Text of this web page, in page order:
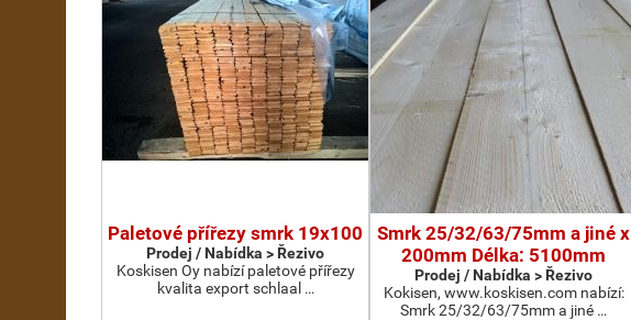
Paletové přířezy smrk 19x100
Prodej / Nabídka > Řezivo
Koskisen Oy nabízí paletové přířezy
kvalita export schlaal …
Smrk 25/32/63/75mm a jiné x
200mm Délka: 5100mm
Prodej / Nabídka > Řezivo
Kokisen, www.koskisen.com nabízí:
Smrk 25/32/63/75mm a jiné …